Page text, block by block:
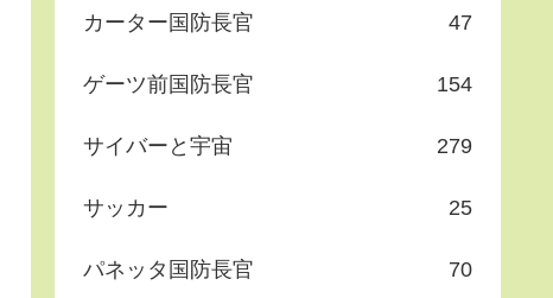
カーター国防長官 47
ゲーツ前国防長官 154
サイバーと宇宙 279
サッカー 25
パネッタ国防長官 70